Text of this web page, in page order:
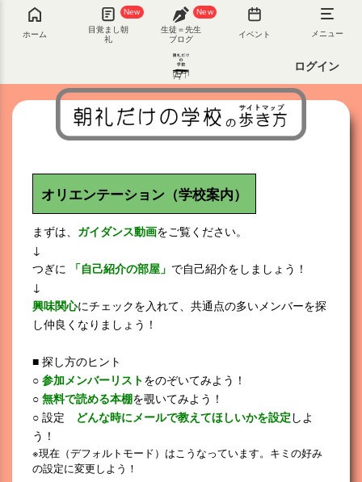
ホーム
New
目覚まし朝
礼
New
生徒＝先生
ブログ
イベント メニュー
ログイン
オリエンテーション（学校案内）
まずは、 ガイダンス動画をご覧ください。
↓
つぎに
「自己紹介の部屋」 で自己紹介をしましょう！
↓
興味関心にチェックを入れて、共通点の多いメンバーを探
し仲良くなりましょう！
■ 探し方のヒント
○ 参加メンバーリストをのぞいてみよう！
○ 無料で読める本棚を覗いてみよう！
○ 設定 どんな時にメールで教えてほしいかを設定 しよ
う！
※現在（デフォルトモード）はこうなっています。キミの好み
の設定に変更しよう！